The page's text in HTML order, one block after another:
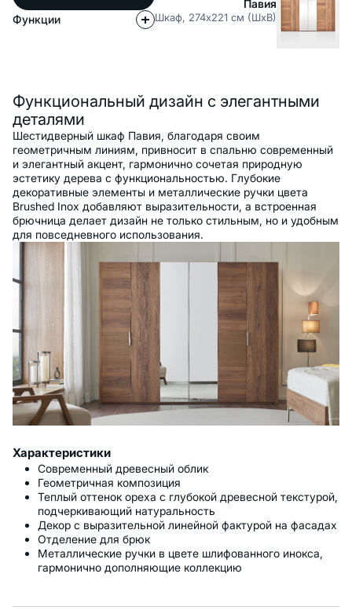
Функции
Павия
Шкаф, 274x221 см (ШxВ)
Функциональный дизайн с элегантными
деталями
Шестидверный шкаф Павия, благодаря своим
геометричным линиям, привносит в спальню современный
и элегантный акцент, гармонично сочетая природную
эстетику дерева с функциональностью. Глубокие
декоративные элементы и металлические ручки цвета
Brushed Inox добавляют выразительности, а встроенная
брючница делает дизайн не только стильным, но и удобным
для повседневного использования.
Характеристики
Современный древесный облик
Геометричная композиция
Теплый оттенок ореха с глубокой древесной текстурой,
подчеркивающий натуральность
Декор с выразительной линейной фактурой на фасадах
Отделение для брюк
Металлические ручки в цвете шлифованного инокса,
гармонично дополняющие коллекцию